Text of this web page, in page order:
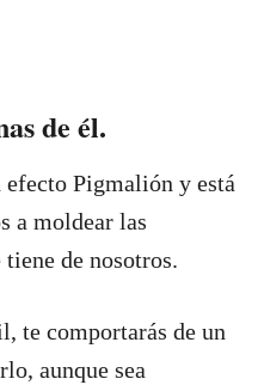
de él.
Pigmalión y está
a moldear las
de nosotros.
te comportarás de un
aunque sea